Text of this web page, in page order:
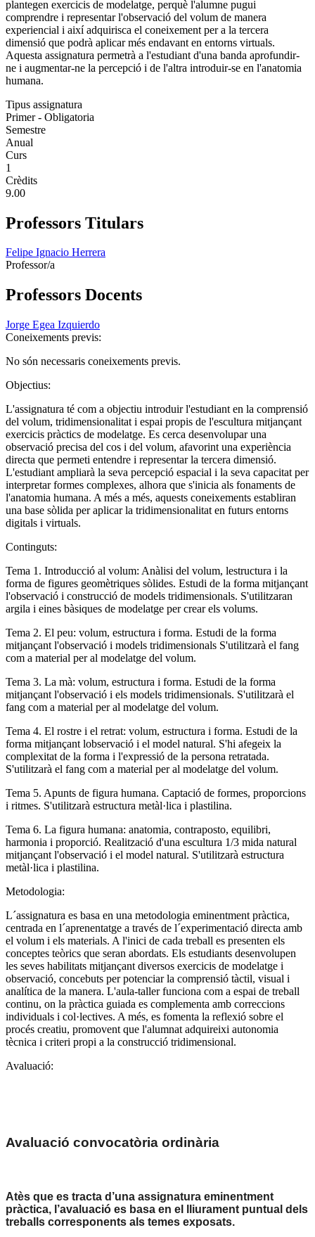
plantegen exercicis de modelatge, perquè l'alumne pugui
comprendre i representar l'observació del volum de manera
experiencial i així adquirisca el coneixement per a la tercera
dimensió que podrà aplicar més endavant en entorns virtuals.
Aquesta assignatura permetrà a l'estudiant d'una banda aprofundir-
ne i augmentar-ne la percepció i de l'altra introduir-se en l'anatomia
humana.
Tipus assignatura
Primer - Obligatoria
Semestre
Anual
Curs
1
Crèdits
9.00
Professors Titulars
Felipe Ignacio Herrera
Professor/a
Professors Docents
Jorge Egea Izquierdo
Coneixements previs:
No són necessaris coneixements previs.
Objectius:
L'assignatura té com a objectiu introduir l'estudiant en la comprensió
del volum, tridimensionalitat i espai propis de l'escultura mitjançant
exercicis pràctics de modelatge. Es cerca desenvolupar una
observació precisa del cos i del volum, afavorint una experiència
directa que permeti entendre i representar la tercera dimensió.
L'estudiant ampliarà la seva percepció espacial i la seva capacitat per
interpretar formes complexes, alhora que s'inicia als fonaments de
l'anatomia humana. A més a més, aquests coneixements establiran
una base sòlida per aplicar la tridimensionalitat en futurs entorns
digitals i virtuals.
Continguts:
Tema 1. Introducció al volum: Anàlisi del volum, lestructura i la
forma de figures geomètriques sòlides. Estudi de la forma mitjançant
l'observació i construcció de models tridimensionals. S'utilitzaran
argila i eines bàsiques de modelatge per crear els volums.
Tema 2. El peu: volum, estructura i forma. Estudi de la forma
mitjançant l'observació i models tridimensionals S'utilitzarà el fang
com a material per al modelatge del volum.
Tema 3. La mà: volum, estructura i forma. Estudi de la forma
mitjançant l'observació i els models tridimensionals. S'utilitzarà el
fang com a material per al modelatge del volum.
Tema 4. El rostre i el retrat: volum, estructura i forma. Estudi de la
forma mitjançant lobservació i el model natural. S'hi afegeix la
complexitat de la forma i l'expressió de la persona retratada.
S'utilitzarà el fang com a material per al modelatge del volum.
Tema 5. Apunts de figura humana. Captació de formes, proporcions
i ritmes. S'utilitzarà estructura metàl·lica i plastilina.
Tema 6. La figura humana: anatomia, contraposto, equilibri,
harmonia i proporció. Realització d'una escultura 1/3 mida natural
mitjançant l'observació i el model natural. S'utilitzarà estructura
metàl·lica i plastilina.
Metodologia:
L´assignatura es basa en una metodologia eminentment pràctica,
centrada en l´aprenentatge a través de l´experimentació directa amb
el volum i els materials. A l'inici de cada treball es presenten els
conceptes teòrics que seran abordats. Els estudiants desenvolupen
les seves habilitats mitjançant diversos exercicis de modelatge i
observació, concebuts per potenciar la comprensió tàctil, visual i
analítica de la manera. L'aula-taller funciona com a espai de treball
continu, on la pràctica guiada es complementa amb correccions
individuals i col·lectives. A més, es fomenta la reflexió sobre el
procés creatiu, promovent que l'alumnat adquireixi autonomia
tècnica i criteri propi a la construcció tridimensional.
Avaluació:
Avaluació convocatòria ordinària
Atès que es tracta d’una assignatura eminentment
pràctica, l’avaluació es basa en el lliurament puntual dels
treballs corresponents als temes exposats.